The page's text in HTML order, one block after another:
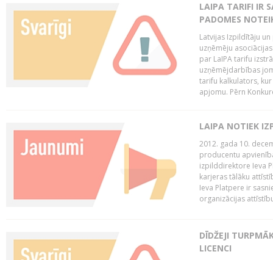
LAIPA TARIFI IR
PADOMES
Latvijas Izpildītāju
uzņēmēju
par LaIPA tarifu
uzņēmējdarbības
tarifu kalkulators,
apjomu. Pērn
LAIPA NOTIEK
2012. gada 10.
producentu
izpilddirektore Ieva
karjeras tālāku
Ieva Platpere ir
organizācijas
DĪDŽEJI
LICENCI